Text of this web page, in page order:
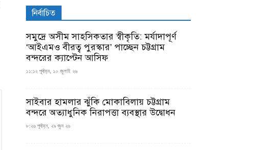
নির্বাচিত
সমুদ্রে অসীম সাহসিকতার স্বীকৃতি: মর্যাদাপূর্ণ
‘আইএমও বীরত্ব পুরস্কার’ পাচ্ছেন চট্টগ্রাম
বন্দরের ক্যাপ্টেন আসিফ
১১:১২ পূর্বাহ্ন, ১০ জুলাই ২৬
সাইবার হামলার ঝুঁকি মোকাবিলায় চট্টগ্রাম
বন্দরে অত্যাধুনিক নিরাপত্তা ব্যবস্থার উদ্বোধন
৮:২৬ পূর্বাহ্ন, ২৯ জুন ২৬